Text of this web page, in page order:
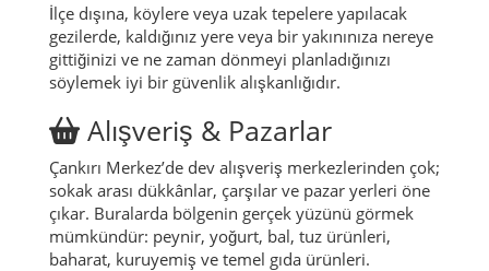
İlçe dışına, köylere veya uzak tepelere yapılacak
gezilerde, kaldığınız yere veya bir yakınınıza nereye
gittiğinizi ve ne zaman dönmeyi planladığınızı
söylemek iyi bir güvenlik alışkanlığıdır.
Alışveriş & Pazarlar
Çankırı Merkez’de dev alışveriş merkezlerinden çok;
sokak arası dükkânlar, çarşılar ve pazar yerleri öne
çıkar. Buralarda bölgenin gerçek yüzünü görmek
mümkündür: peynir, yoğurt, bal, tuz ürünleri,
baharat, kuruyemiş ve temel gıda ürünleri.